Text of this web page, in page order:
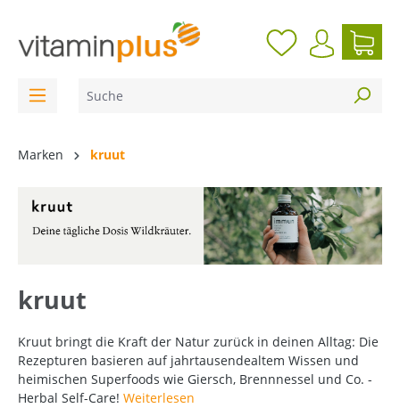
Marken kruut
kruut
Kruut bringt die Kraft der Natur zurück in deinen Alltag: Die
Rezepturen basieren auf jahrtausendealtem Wissen und
heimischen Superfoods wie Giersch, Brennnessel und Co. -
Herbal Self-Care! Weiterlesen